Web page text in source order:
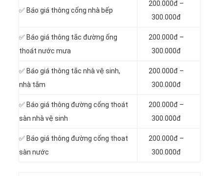
✅ Báo giá thông cống nhà bếp
200.000đ –
300.000đ
✅ Báo giá thông tắc đường ống
thoát nước mưa
200.000đ –
300.000đ
✅ Báo giá thông tắc nhà vệ sinh,
nhà tắm
200.000đ –
300.000đ
✅ Báo giá thông đường cống thoát
sàn nhà vệ sinh
200.000đ –
300.000đ
✅ Báo giá thông đường cống thoat
sàn nước
200.000đ –
300.000đ